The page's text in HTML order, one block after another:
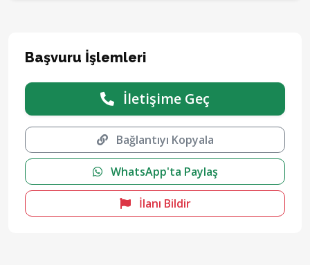
Başvuru İşlemleri
İletişime Geç
Bağlantıyı Kopyala
WhatsApp'ta Paylaş
İlanı Bildir